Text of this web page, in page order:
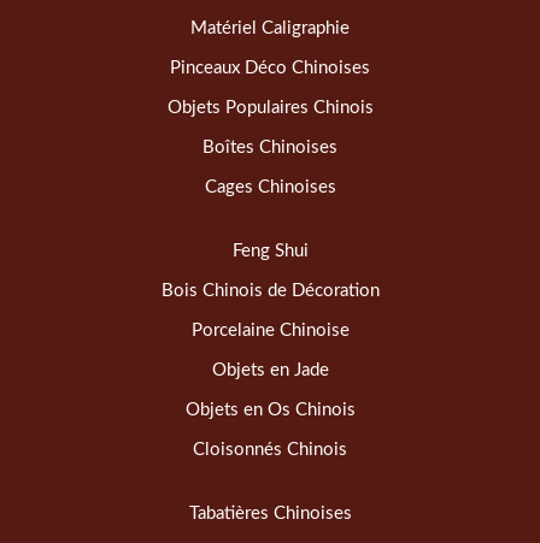
Matériel Caligraphie
Pinceaux Déco Chinoises
Objets Populaires Chinois
Boîtes Chinoises
Cages Chinoises
Feng Shui
Bois Chinois de Décoration
Porcelaine Chinoise
Objets en Jade
Objets en Os Chinois
Cloisonnés Chinois
Tabatières Chinoises